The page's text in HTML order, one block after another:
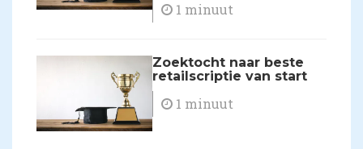
1 minuut
Zoektocht naar beste
retailscriptie van start
1 minuut